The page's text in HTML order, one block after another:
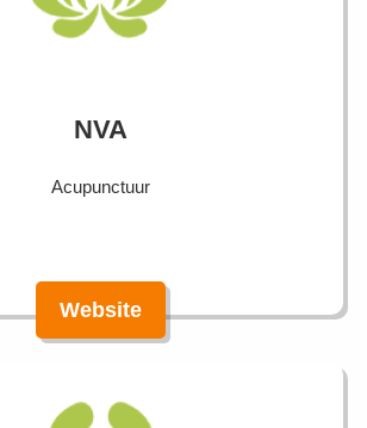
NVA
Acupunctuur
Website